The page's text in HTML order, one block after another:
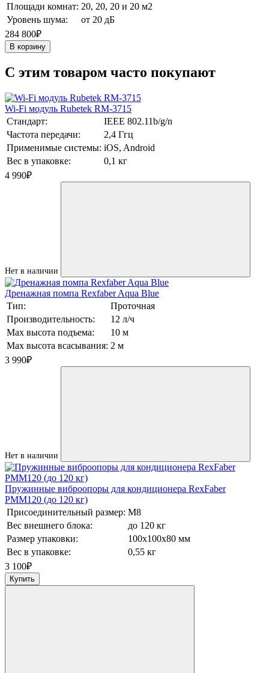
Площади комнат: 20, 20, 20 и 20 м2
Уровень шума:
от 20 дБ
284 800₽
В корзину
C этим товаром часто покупают
Wi-Fi модуль Rubetek RM-3715
Стандарт:
IEEE 802.11b/g/n
Частота передачи:
2,4 Ггц
Применимые системы: iOS, Android
Вес в упаковке:
0,1 кг
4 990₽
Нет в наличии
Дренажная помпа Rexfaber Aqua Blue
Тип:
Проточная
Производительность:
12 л/ч
Max высота подъема:
10 м
Max высота всасывания: 2 м
3 990₽
Нет в наличии
Пружинные виброопоры для кондиционера RexFaber
PMM120 (до 120 кг)
Присоединительный размер: М8
Вес внешнего блока:
до 120 кг
Размер упаковки:
100х100х80 мм
Вес в упаковке:
0,55 кг
3 100₽
Купить